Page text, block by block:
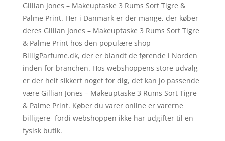
Gillian Jones – Makeuptaske 3 Rums Sort Tigre &
Palme Print. Her i Danmark er der mange, der køber
deres Gillian Jones – Makeuptaske 3 Rums Sort Tigre
& Palme Print hos den populære shop
BilligParfume.dk, der er blandt de førende i Norden
inden for branchen. Hos webshoppens store udvalg
er der helt sikkert noget for dig, det kan jo passende
være Gillian Jones – Makeuptaske 3 Rums Sort Tigre
& Palme Print. Køber du varer online er varerne
billigere- fordi webshoppen ikke har udgifter til en
fysisk butik.